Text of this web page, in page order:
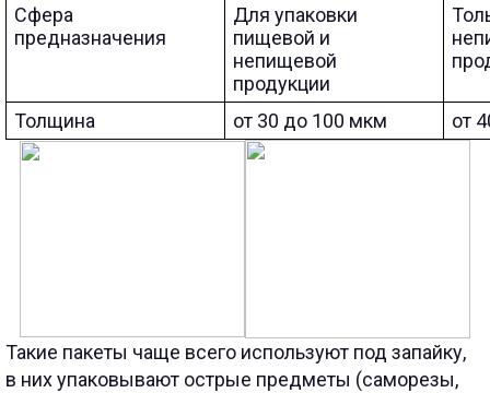
Сфера
предназначения
Для упаковки
пищевой и
непищевой
продукции
Толщина от 30 до 100 мкм от
Такие пакеты чаще всего используют под запайку,
в них упаковывают острые предметы (саморезы,